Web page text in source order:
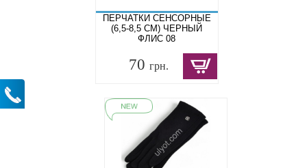
ПЕРЧАТКИ СЕНСОРНЫЕ
(6,5-8,5 СМ) ЧЕРНЫЙ
ФЛИС 08
70грн.